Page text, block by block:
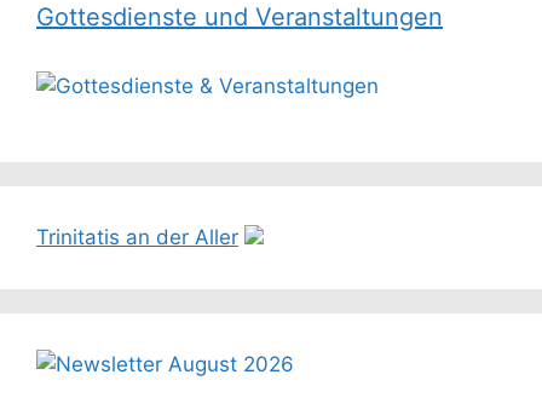
Gottesdienste und Veranstaltungen
Trinitatis an der Aller